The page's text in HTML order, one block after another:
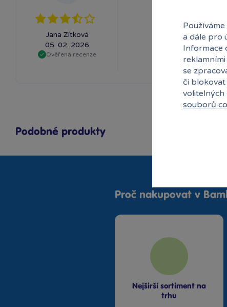
Jana Zítková
05. 02. 2026
Ověřená recenze
Podobné produkty
Proč nakupovat v
Nejširší sortiment na
trhu
a dále pro
Informace
se
či blokovat
volitelných
souborů